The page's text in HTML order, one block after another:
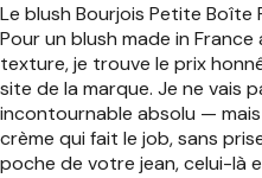
Le blush Bourjois Petite Boîte
Pour un blush made in
texture, je trouve le prix
site de la marque. Je ne vais
incontournable absolu —
crème qui fait le job, sans
poche de votre jean, celui-là